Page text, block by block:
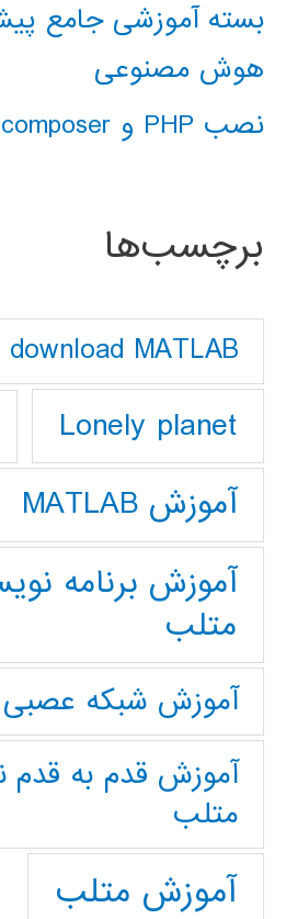
بسته آموزشی جامع
هوش مصنوعی
نصب PHP و composer در ویندوز 10
برچسب‌ها
download MATLAB
Lonely planet
آموزش MATLAB
آموزش برنامه
متلب
آموزش شبکه عصبی
آموزش قدم به قدم
متلب
آموزش متلب